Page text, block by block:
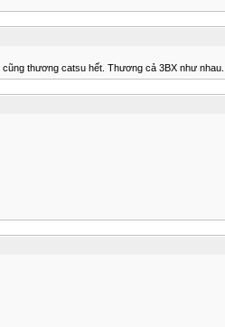
thương catsu hết. Thương cả 3BX như